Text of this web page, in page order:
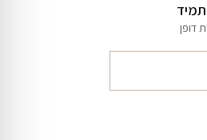
דופן